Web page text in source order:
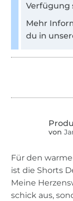
Verfügung
Mehr
du in
von
Für den
ist die Shorts
Meine
schick aus,